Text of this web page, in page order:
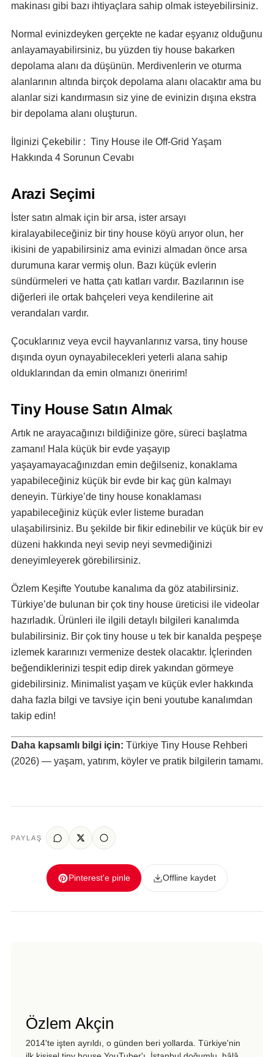
makinası gibi bazı ihtiyaçlara sahip olmak isteyebilirsiniz.
Normal evinizdeyken gerçekte ne kadar eşyanız olduğunu
anlayamayabilirsiniz, bu yüzden tiy house bakarken
depolama alanı da düşünün. Merdivenlerin ve oturma
alanlarının altında birçok depolama alanı olacaktır ama bu
alanlar sizi kandırmasın siz yine de evinizin dışına ekstra
bir depolama alanı oluşturun.
İlginizi Çekebilir : Tiny House ile Off-Grid Yaşam
Hakkında 4 Sorunun Cevabı
Arazi Seçimi
İster satın almak için bir arsa, ister arsayı
kiralayabileceğiniz bir tiny house köyü arıyor olun, her
ikisini de yapabilirsiniz ama evinizi almadan önce arsa
durumuna karar vermiş olun. Bazı küçük evlerin
sündürmeleri ve hatta çatı katları vardır. Bazılarının ise
diğerleri ile ortak bahçeleri veya kendilerine ait
verandaları vardır.
Çocuklarınız veya evcil hayvanlarınız varsa, tiny house
dışında oyun oynayabilecekleri yeterli alana sahip
olduklarından da emin olmanızı öneririm!
Tiny House Satın Almak
Artık ne arayacağınızı bildiğinize göre, süreci başlatma
zamanı! Hala küçük bir evde yaşayıp
yaşayamayacağınızdan emin değilseniz, konaklama
yapabileceğiniz küçük bir evde bir kaç gün kalmayı
deneyin. Türkiye’de tiny house konaklaması
yapabileceğiniz küçük evler listeme buradan
ulaşabilirsiniz. Bu şekilde bir fikir edinebilir ve küçük bir ev
düzeni hakkında neyi sevip neyi sevmediğinizi
deneyimleyerek görebilirsiniz.
Özlem Keşifte Youtube kanalıma da göz atabilirsiniz.
Türkiye’de bulunan bir çok tiny house üreticisi ile videolar
hazırladık. Ürünleri ile ilgili detaylı bilgileri kanalımda
bulabilirsiniz. Bir çok tiny house u tek bir kanalda peşpeşe
izlemek kararınızı vermenize destek olacaktır. İçlerinden
beğendiklerinizi tespit edip direk yakından görmeye
gidebilirsiniz. Minimalist yaşam ve küçük evler hakkında
daha fazla bilgi ve tavsiye için beni youtube kanalımdan
takip edin!
Daha kapsamlı bilgi için: Türkiye Tiny House Rehberi
(2026) — yaşam, yatırım, köyler ve pratik bilgilerin tamamı.
PAYLAŞ
Pinterest'e pinle Offline kaydet
Özlem Akçin
2014'te işten ayrıldı, o günden beri yollarda. Türkiye'nin